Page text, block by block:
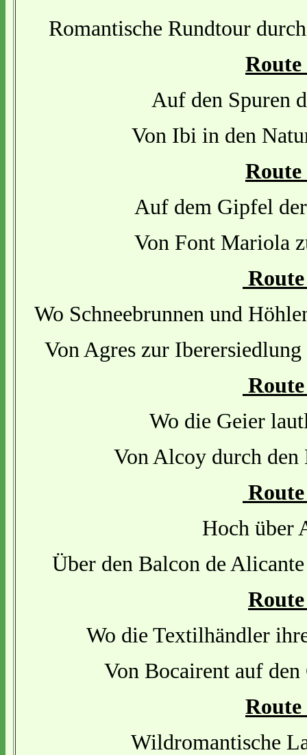
Romantische Rundtour
Route
Auf den Spuren
Von Ibi in den
Route
Auf dem Gipfel
Von Font Mariola
Wo Schneebrunnen und
Von Agres zur
Wo die Geier
Von Alcoy durch den
Hoch über
Über den Balcon de
Wo die Textilhändler
Von Bocairent auf den
Route
Wildromantische